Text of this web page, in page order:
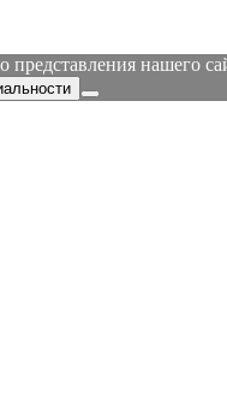
нашего